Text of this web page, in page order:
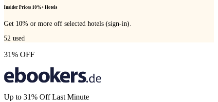
Insider Prices 10%+ Hotels
Get 10% or more off selected hotels (sign-in).
52 used
31% OFF
Up to 31% Off Last Minute